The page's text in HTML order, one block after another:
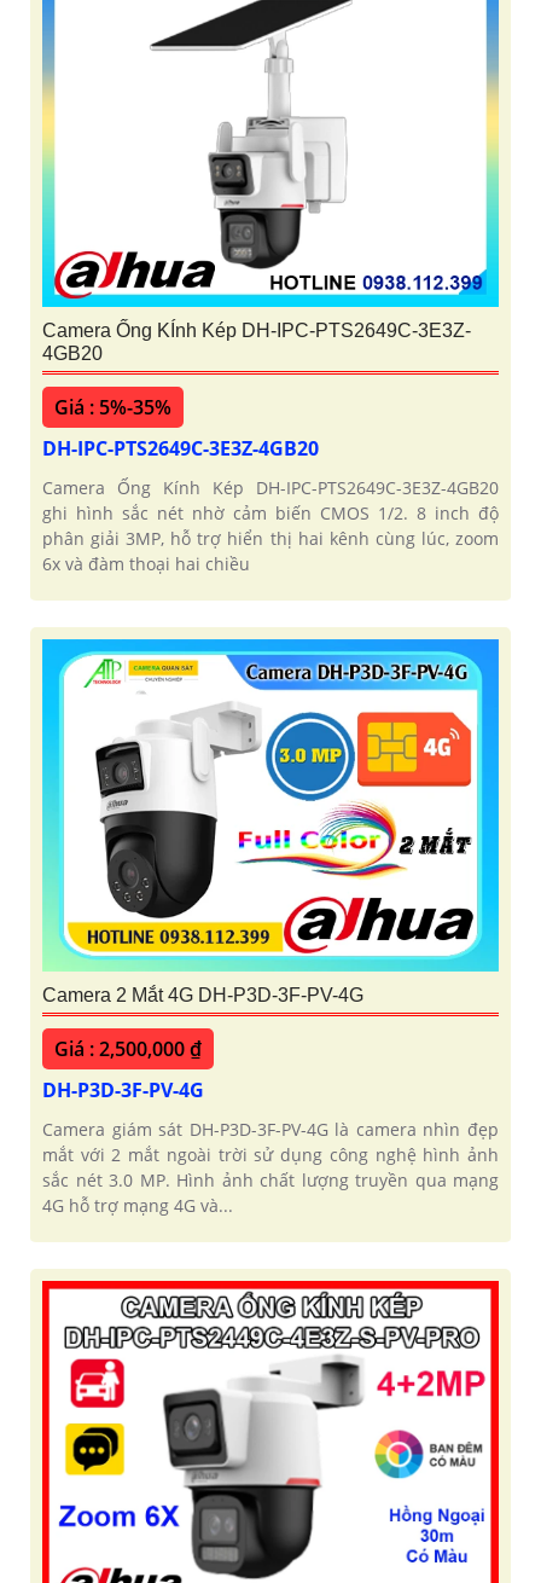
Camera Ống KÍnh Kép DH-IPC-PTS2649C-3E3Z-
4GB20
Giá : 5%-35%
DH-IPC-PTS2649C-3E3Z-4GB20
Camera Ống Kính Kép DH-IPC-PTS2649C-3E3Z-4GB20
ghi hình sắc nét nhờ cảm biến CMOS 1/2. 8 inch độ
phân giải 3MP, hỗ trợ hiển thị hai kênh cùng lúc, zoom
6x và đàm thoại hai chiều
Camera 2 Mắt 4G DH-P3D-3F-PV-4G
Giá : 2,500,000 ₫
DH-P3D-3F-PV-4G
Camera giám sát DH-P3D-3F-PV-4G là camera nhìn đẹp
mắt với 2 mắt ngoài trời sử dụng công nghệ hình ảnh
sắc nét 3.0 MP. Hình ảnh chất lượng truyền qua mạng
4G hỗ trợ mạng 4G và...